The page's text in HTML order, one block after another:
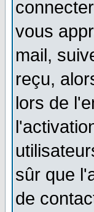
vous
mail,
reçu,
lors de
sûr que
de